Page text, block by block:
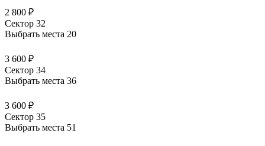
2 800 ₽
Сектор 32
Выбрать места 20
3 600 ₽
Сектор 34
Выбрать места 36
3 600 ₽
Сектор 35
Выбрать места 51